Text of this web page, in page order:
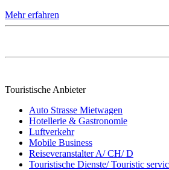
Mehr erfahren
Touristische Anbieter
Auto Strasse Mietwagen
Hotellerie & Gastronomie
Luftverkehr
Mobile Business
Reiseveranstalter A/ CH/ D
Touristische Dienste/ Touristic